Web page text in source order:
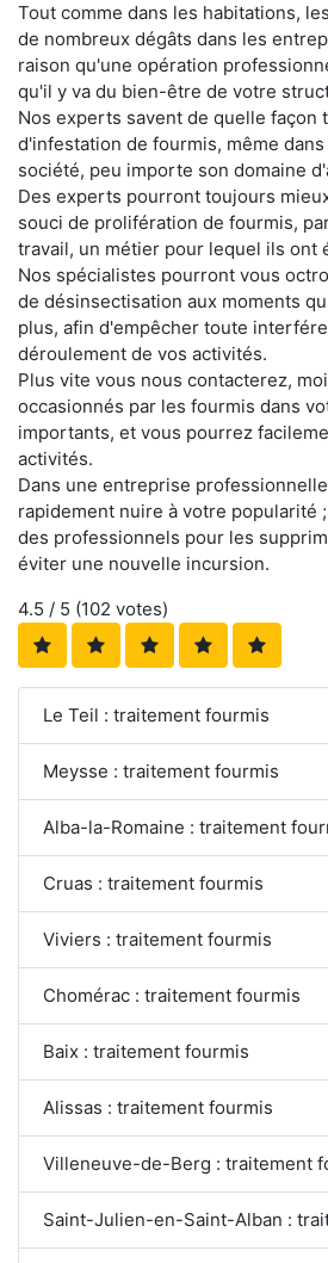
Tout comme dans les habitations,
de nombreux dégâts dans les
raison qu'une opération
qu'il y va du bien-être de votre
Nos experts savent de quelle façon
d'infestation de fourmis, même
société, peu importe son domaine
Des experts pourront toujours
souci de prolifération de fourmis,
travail, un métier pour lequel ils ont
Nos spécialistes pourront vous
de désinsectisation aux moments
plus, afin d'empêcher toute
déroulement de vos activités.
Plus vite vous nous contacterez,
occasionnés par les fourmis dans
importants, et vous pourrez
activités.
Dans une entreprise
rapidement nuire à votre popularité
des professionnels pour les
éviter une nouvelle incursion.
4.5 / 5 (102 votes)
Le Teil : traitement fourmis
Meysse : traitement fourmis
Alba-la-Romaine : traitement
Cruas : traitement fourmis
Viviers : traitement fourmis
Chomérac : traitement fourmis
Baix : traitement fourmis
Alissas : traitement fourmis
Villeneuve-de-Berg : traitement
Saint-Julien-en-Saint-Alban :